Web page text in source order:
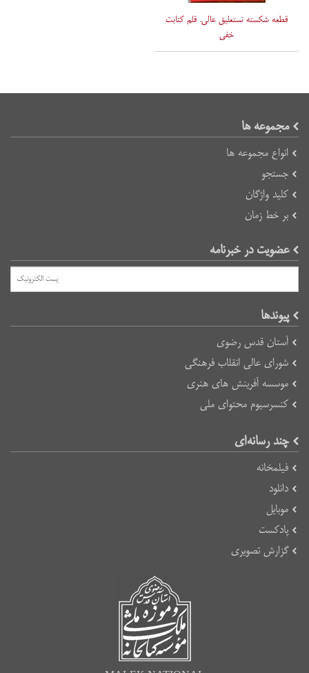
قطعه شکسته نستعلیق عالی. قلم کتابت
خفی
مجموعه ها
انواع مجموعه ها
جستجو
کلید واژگان
بر خط زمان
عضویت در خبرنامه
پیوند‌ها
آستان قدس رضوی
شورای عالی انقلاب فرهنگی
موسسه آفرینش های هنری
کنسرسیوم محتوای ملی
چند رسانه‌ای
فیلمخانه
دانلود
موبایل
پادکست
گزارش تصویری